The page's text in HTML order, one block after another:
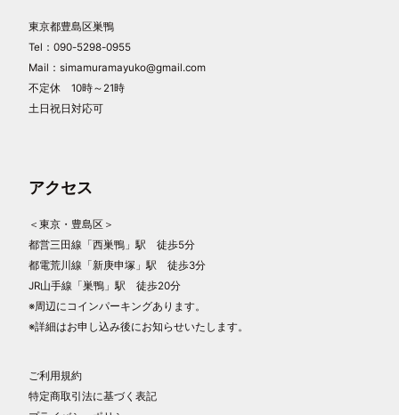
東京都豊島区巣鴨
Tel：090-5298-0955
Mail：simamuramayuko@gmail.com
不定休 10時～21時
土日祝日対応可
アクセス
＜東京・豊島区＞
都営三田線「西巣鴨」駅 徒歩5分
都電荒川線「新庚申塚」駅 徒歩3分
JR山手線「巣鴨」駅 徒歩20分
※周辺にコインパーキングあります。
※詳細はお申し込み後にお知らせいたします。
ご利用規約
特定商取引法に基づく表記